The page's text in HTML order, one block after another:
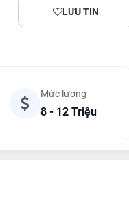
LƯU TIN
Mức lương
8 - 12 Triệu